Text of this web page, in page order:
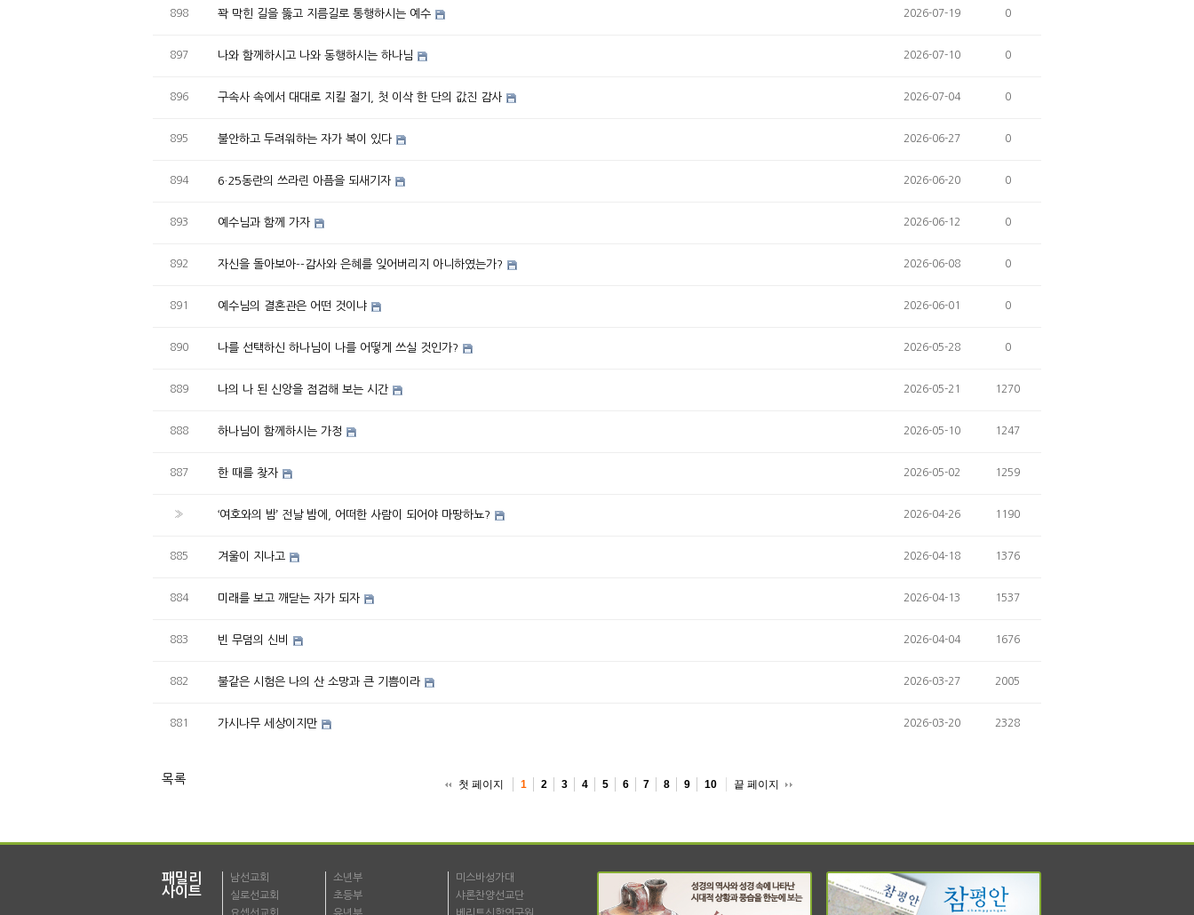
898 꽉 막힌 길을 뚫고 지름길로 통행하시는 예수 2026-07-19 0
897 나와 함께하시고 나와 동행하시는 하나님 2026-07-10 0
896 구속사 속에서 대대로 지킬 절기, 첫 이삭 한 단의 값진 감사 2026-07-04 0
895 불안하고 두려워하는 자가 복이 있다 2026-06-27 0
894 6·25동란의 쓰라린 아픔을 되새기자 2026-06-20 0
893 예수님과 함께 가자 2026-06-12 0
892 자신을 돌아보아--감사와 은혜를 잊어버리지 아니하였는가? 2026-06-08 0
891 예수님의 결혼관은 어떤 것이냐 2026-06-01 0
890 나를 선택하신 하나님이 나를 어떻게 쓰실 것인가? 2026-05-28 0
889 나의 나 된 신앙을 점검해 보는 시간 2026-05-21 1270
888 하나님이 함께하시는 가정 2026-05-10 1247
887 한 때를 찾자 2026-05-02 1259
» ‘여호와의 밤’ 전날 밤에, 어떠한 사람이 되어야 마땅하뇨? 2026-04-26 1190
885 겨울이 지나고 2026-04-18 1376
884 미래를 보고 깨닫는 자가 되자 2026-04-13 1537
883 빈 무덤의 신비 2026-04-04 1676
882 불같은 시험은 나의 산 소망과 큰 기쁨이라 2026-03-27 2005
881 가시나무 세상이지만 2026-03-20 2328
목록 첫 페이지 1 2 3 4 5 6 7 8 9 10 끝 페이지
패밀리
사이트
남선교회
실로선교회
요셉선교회
소년부
초등부
유년부
미스바성가대
샤론찬양선교단
베리트신학연구원